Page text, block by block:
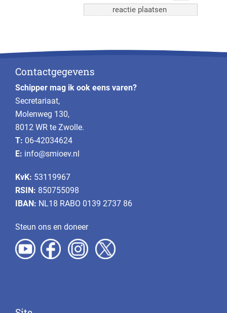
Contactgegevens
Schipper mag ik ook eens varen?
Secretariaat,
Molenweg 130,
8012 WR te Zwolle.
T: 06-42034624
E: info@smioev.nl
KvK: 53119967
RSIN: 850755098
IBAN: NL18 RABO 0139 2737 86
Steun ons en doneer